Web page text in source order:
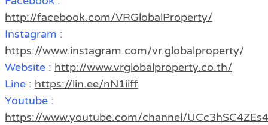
http://facebook.com/VRGlobalProperty/
Instagram :
https://www.instagram.com/vr.globalproperty/
Website : http://www.vrglobalproperty.co.th/
Line : https://lin.ee/nN1iiff
Youtube :
https://www.youtube.com/channel/